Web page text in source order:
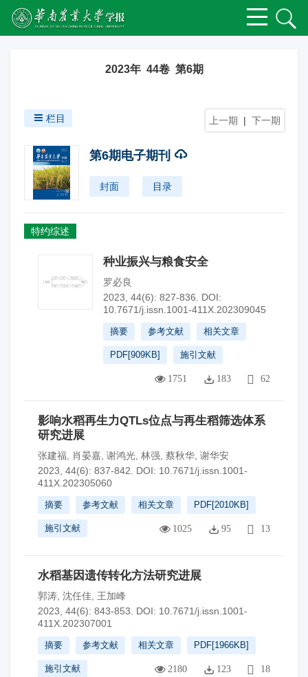
2023年 44卷 第6期
栏目 上一期 | 下一期
第6期电子期刊
封面 目录
特约综述
种业振兴与粮食安全
罗必良
2023, 44(6): 827-836.
DOI:
10.7671/j.issn.1001-411X.202309045
摘要 参考文献 相关文章
PDF[909KB] 施引文献
1751 183 62
影响水稻再生力QTLs位点与再生稻筛选体系
研究进展
张建福 肖晏嘉 谢鸿光 林强 蔡秋华 谢华安
2023, 44(6): 837-842.
DOI: 10.7671/j.issn.1001-
411X.202305060
摘要 参考文献 相关文章 PDF[2010KB]
施引文献 1025 95 13
水稻基因遗传转化方法研究进展
郭涛 沈任佳 王加峰
2023, 44(6): 843-853.
DOI: 10.7671/j.issn.1001-
411X.202307001
摘要 参考文献 相关文章 PDF[1966KB]
施引文献 2180 123 18